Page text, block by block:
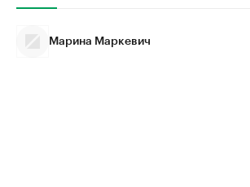
Марина Маркевич